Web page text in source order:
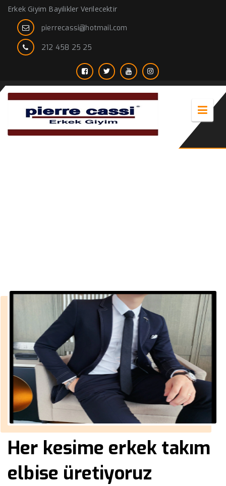
Erkek Giyim Bayilikler Verilecektir
pierrecassi@hotmail.com
212 458 25 25
Her kesime erkek takım
elbise üretiyoruz